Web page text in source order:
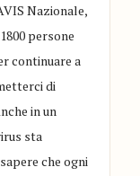
Nazionale,
persone
continuare a
di
in un
sta
che ogni